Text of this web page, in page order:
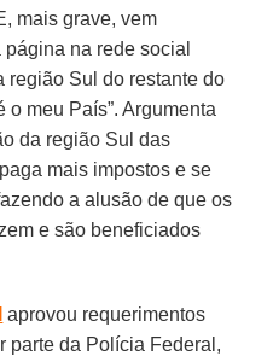
mais grave, vem
na rede social
região Sul do restante do
o meu País”. Argumenta
da região Sul das
mais impostos e se
a alusão de que os
e são beneficiados
aprovou requerimentos
parte da Polícia Federal,